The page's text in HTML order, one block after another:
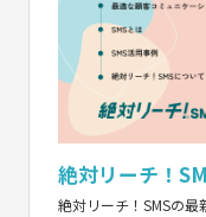
絶対リーチ！
絶対リーチ！SMSの